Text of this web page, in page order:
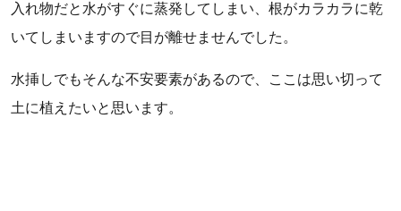
入れ物だと水がすぐに蒸発してしまい、根がカラカラに乾
いてしまいますので目が離せませんでした。
水挿しでもそんな不安要素があるので、ここは思い切って
土に植えたいと思います。